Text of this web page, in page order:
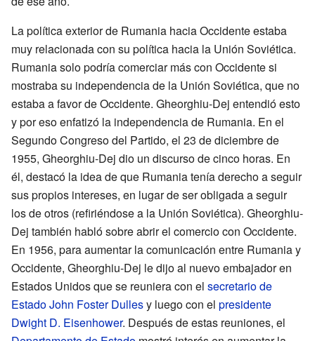
La política exterior de Rumania hacia Occidente estaba
muy relacionada con su política hacia la Unión Soviética.
Rumania solo podría comerciar más con Occidente si
mostraba su independencia de la Unión Soviética, que no
estaba a favor de Occidente. Gheorghiu-Dej entendió esto
y por eso enfatizó la independencia de Rumania. En el
Segundo Congreso del Partido, el 23 de diciembre de
1955, Gheorghiu-Dej dio un discurso de cinco horas. En
él, destacó la idea de que Rumania tenía derecho a seguir
sus propios intereses, en lugar de ser obligada a seguir
los de otros (refiriéndose a la Unión Soviética). Gheorghiu-
Dej también habló sobre abrir el comercio con Occidente.
En 1956, para aumentar la comunicación entre Rumania y
Occidente, Gheorghiu-Dej le dijo al nuevo embajador en
Estados Unidos que se reuniera con el secretario de
EstadoJohn Foster Dullesy luego con el presidente
Dwight D. Eisenhower. Después de estas reuniones, el